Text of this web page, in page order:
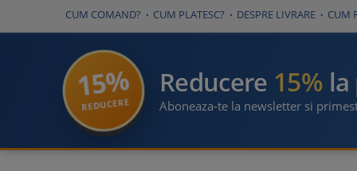
CUM COMAND? CUM PLATESC? DESPRE LIVRARE CUM
15%
REDUCERE
Reducere 15%
Aboneaza-te la newsletter si